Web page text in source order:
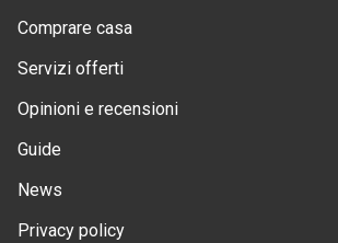
Comprare casa
Servizi offerti
Opinioni e recensioni
Guide
News
Privacy policy